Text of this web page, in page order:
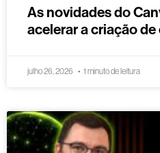
As novidades do
acelerar a criação
julho 26, 2026 1 minuto de leitura